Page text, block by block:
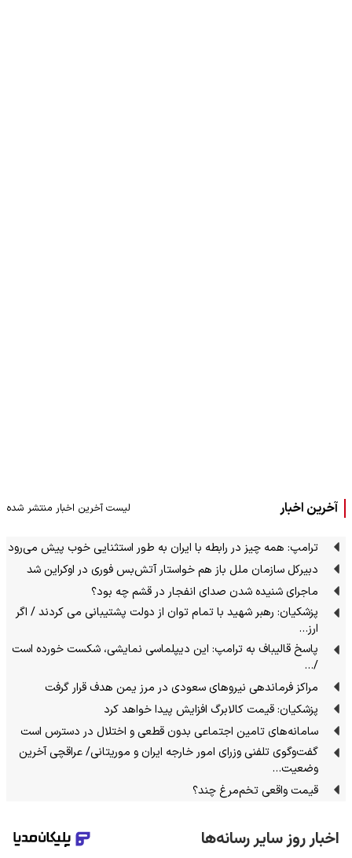
آخرین اخبار لیست آخرین اخبار منتشر شده
ترامپ: همه چیز در رابطه با ایران به طور استثنایی خوب پیش می‌رود
دبیرکل سازمان ملل باز هم خواستار آتش‌بس فوری در اوکراین شد
ماجرای شنیده شدن صدای انفجار در قشم چه بود؟
پزشکیان: رهبر شهید با تمام توان از دولت پشتیبانی می کردند / اگر
ارز…
پاسخ قالیباف به ترامپ: این دیپلماسی نمایشی، شکست خورده است
/…
مراکز فرماندهی نیروهای سعودی در مرز یمن هدف قرار گرفت
پزشکیان: قیمت کالابرگ افزایش پیدا خواهد کرد
سامانه‌های تامین اجتماعی بدون قطعی و اختلال در دسترس است
گفت‌وگوی تلفنی وزرای امور خارجه ایران و موریتانی/ عراقچی آخرین
وضعیت…
قیمت واقعی تخم‌مرغ چند؟